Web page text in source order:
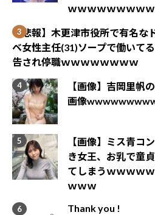
ｗｗｗｗｗｗｗｗ
【悲報】木更津市役所で有名な
ベ女性主任(31)ソープで働いて
告され停職ｗｗｗｗｗｗｗｗ
【画像】吉岡里帆
画像
【画像】ミス青コ
き女王、お乳で童
てしまうｗｗｗｗ
ｗｗｗ
Thank you !